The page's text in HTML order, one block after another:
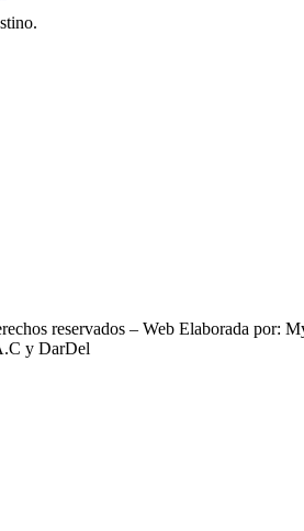
reservados – Web Elaborada por:
y DarDel